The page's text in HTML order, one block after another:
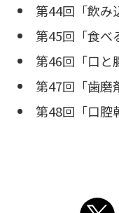
第44回「飲み
第45回「食べ
第46回「口と
第47回「歯磨
第48回「口腔